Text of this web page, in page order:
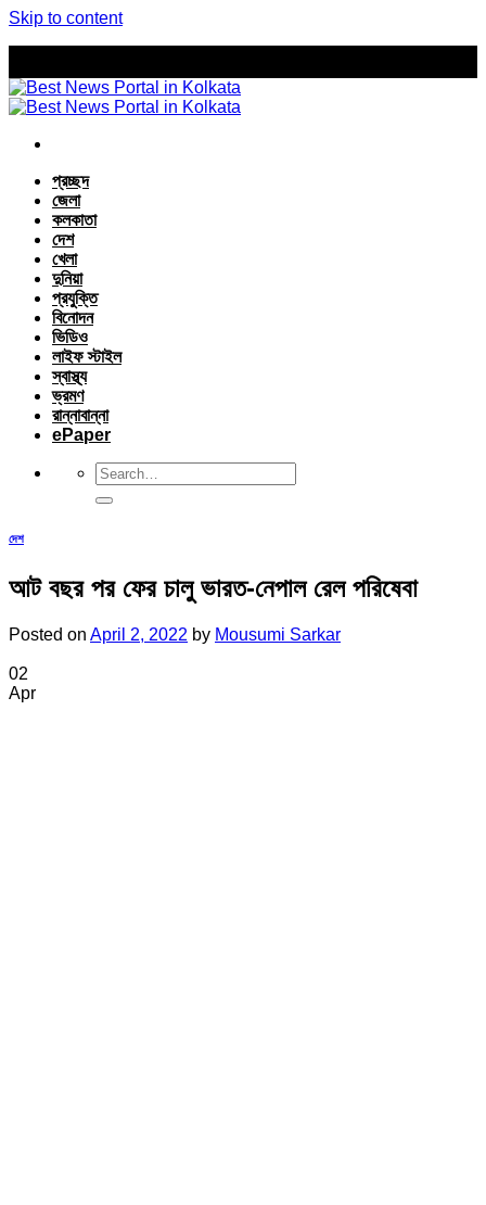
Skip to content
প্রচ্ছদ
জেলা
কলকাতা
দেশ
খেলা
দুনিয়া
প্রযুক্তি
বিনোদন
ভিডিও
লাইফ স্টাইল
স্বাস্থ্য
ভ্রমণ
রান্নাবান্না
ePaper
দেশ
আট বছর পর ফের চালু ভারত-নেপাল রেল পরিষেবা
Posted on April 2, 2022 by Mousumi Sarkar
02
Apr